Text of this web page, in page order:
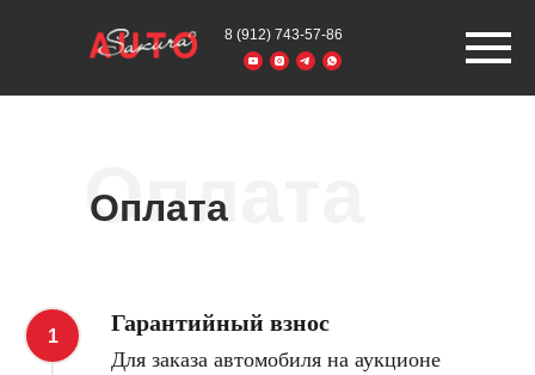
8 (912) 743-57-86
Оплата
Оплата
Гарантийный взнос
Для заказа автомобиля на аукционе